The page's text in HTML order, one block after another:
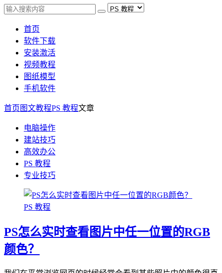
首页
软件下载
安装激活
视频教程
图纸模型
手机软件
首页 图文教程PS 教程文章
电脑操作
建站技巧
高效办公
PS 教程
专业技巧
PS 教程
PS怎么实时查看图片中任一位置的RGB
颜色？